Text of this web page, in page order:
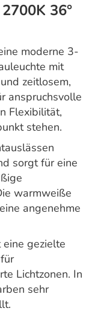
36°
moderne 3-
mit
zeitlosem,
anspruchsvolle
Flexibilität,
stehen.
sorgt für eine
warmweiße
angenehme
gezielte
Lichtzonen. In
sehr